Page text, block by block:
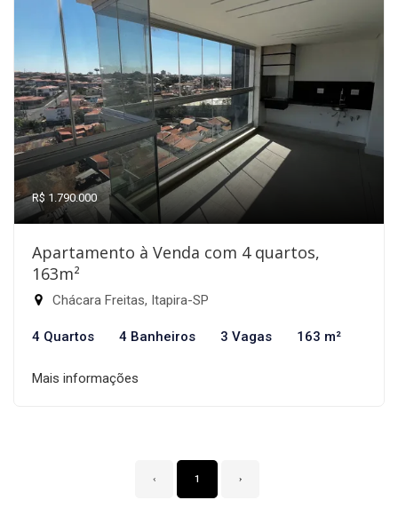
R$ 1.790.000
Apartamento à Venda com 4 quartos,
163m²
Chácara Freitas, Itapira-SP
4 Quartos 4 Banheiros 3 Vagas 163 m²
Mais informações
‹ 1 ›